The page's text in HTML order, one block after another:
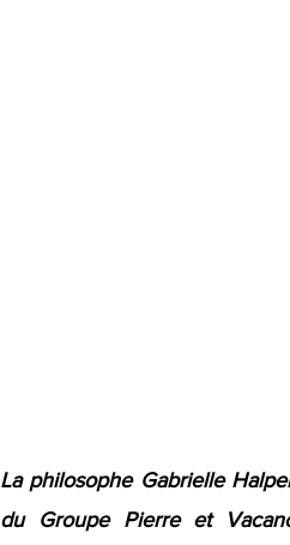
La philosophe Gabrielle
du Groupe Pierre et